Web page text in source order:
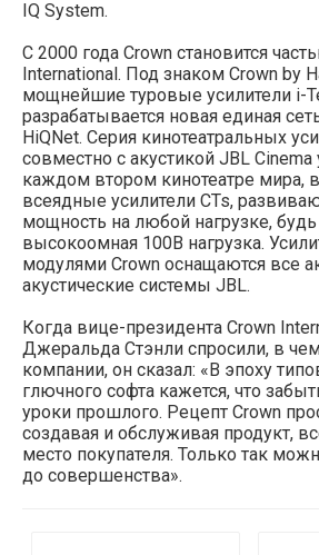
IQ System.
С 2000 года Crown становится
International. Под знаком Crown by
мощнейшие туровые усилители i-
разрабатывается новая единая
HiQNet. Серия кинотеатральных
совместно с акустикой JBL Cinema
каждом втором кинотеатре мира,
всеядные усилители CTs,
мощность на любой нагрузке,
высокоомная 100В нагрузка.
модулями Crown оснащаются все
акустические системы JBL.
Когда вице-президента Crown
Джеральда Стэнли спросили, в
компании, он сказал: «В эпоху
глючного софта кажется, что
уроки прошлого. Рецепт Crown
создавая и обслуживая продукт,
место покупателя. Только так
до совершенства».